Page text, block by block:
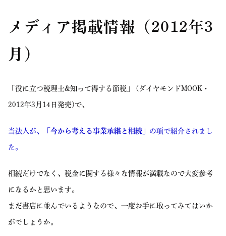
メディア掲載情報（2012年3
月）
「役に立つ税理士&知って得する節税」 (ダイヤモンドMOOK・
2012年3月14日発売)で、
当法人が、 「今から考える事業承継と相続」 の項で紹介されまし
た。
相続だけでなく、税金に関する様々な情報が満載なので大変参考
になるかと思います。
まだ書店に並んでいるようなので、一度お手に取ってみてはいか
がでしょうか。